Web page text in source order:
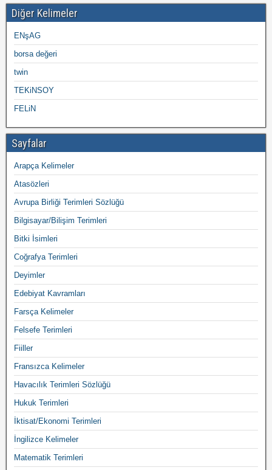
Diğer Kelimeler
ENşAG
borsa değeri
twin
TEKiNSOY
FELiN
Sayfalar
Arapça Kelimeler
Atasözleri
Avrupa Birliği Terimleri Sözlüğü
Bilgisayar/Bilişim Terimleri
Bitki İsimleri
Coğrafya Terimleri
Deyimler
Edebiyat Kavramları
Farsça Kelimeler
Felsefe Terimleri
Fiiller
Fransızca Kelimeler
Havacılık Terimleri Sözlüğü
Hukuk Terimleri
İktisat/Ekonomi Terimleri
İngilizce Kelimeler
Matematik Terimleri